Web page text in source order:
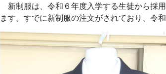
新制服は、令和６年度入学する生徒から採
ます。すでに新制服の注文がされており、令